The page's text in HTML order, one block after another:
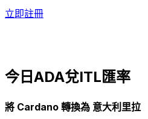
立即註冊
今日ADA兌ITL匯率
將 Cardano 轉換為 意大利里拉